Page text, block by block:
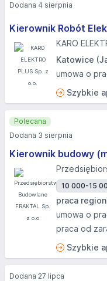
Kierownik Robót
KARO
Katowice
umowa o
Szybkie
Dodana 4 sierpnia
Kierownik budowy
10 000-15
praca
umowa o
praca od
Szybkie
Polecana
Dodana 3 sierpnia
Dodana 27 lipca